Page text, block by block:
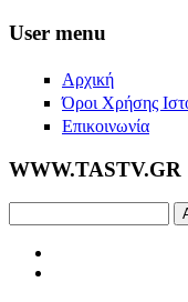
Skip to main content
User menu
Αρχική
Όροι Χρήσης
Επικοινωνία
WWW.TASTV.GR